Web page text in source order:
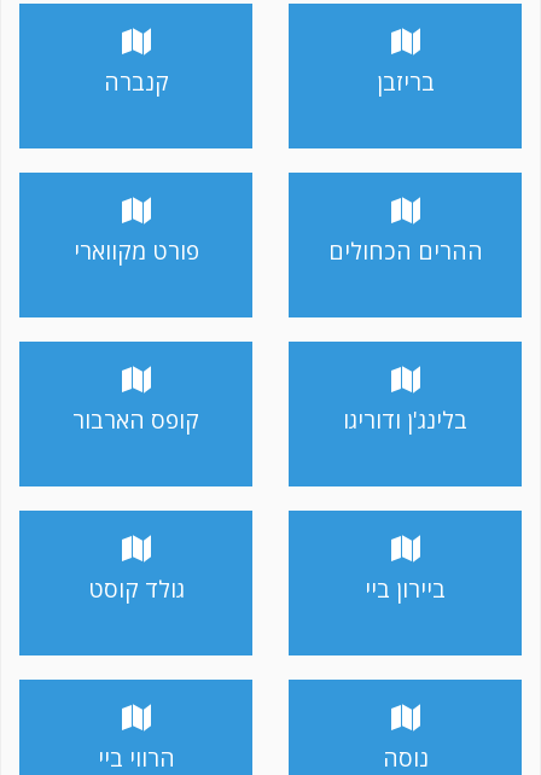
בריזבן קנברה
ההרים הכחולים פורט מקווארי
בלינג'ן ודוריגו קופס הארבור
ביירון ביי גולד קוסט
נוסה הרווי ביי